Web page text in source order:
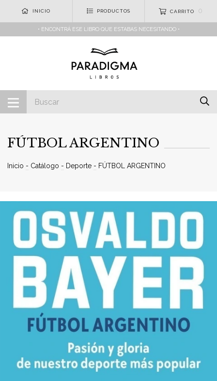
INICIO PRODUCTOS CARRITO 0
• ENCONTRÁ ESE LIBRO QUE ESTABAS NECESITANDO •
FÚTBOL ARGENTINO
Inicio - Catálogo - Deporte - FÚTBOL ARGENTINO